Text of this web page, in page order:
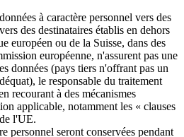
à caractère personnel vers des
des destinataires établis en dehors
européen ou de la Suisse, dans des
européenne, n'assurent pas une
données (pays tiers n'offrant pas un
le responsable du traitement
recourant à des mécanismes
applicable, notamment les « clauses
l'UE.
personnel seront conservées pendant